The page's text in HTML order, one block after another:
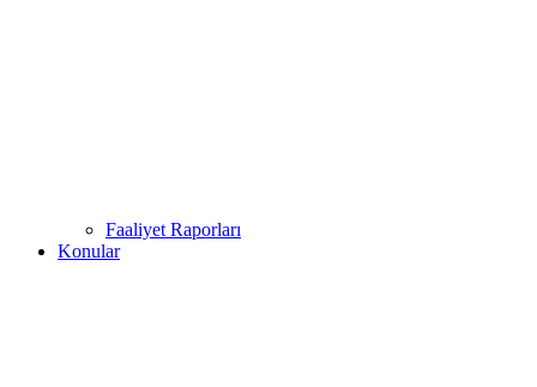
Faaliyet Raporları
Konular